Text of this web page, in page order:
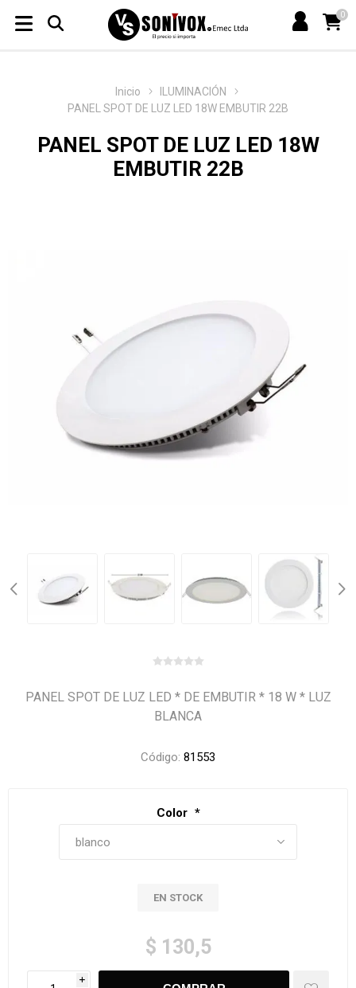
0
Inicio
ILUMINACIÓN
PANEL SPOT DE LUZ LED 18W EMBUTIR 22B
PANEL SPOT DE LUZ LED 18W
EMBUTIR 22B
PANEL SPOT DE LUZ LED * DE EMBUTIR * 18 W * LUZ
BLANCA
Código: 81553
Color *
EN STOCK
$ 130,5
i